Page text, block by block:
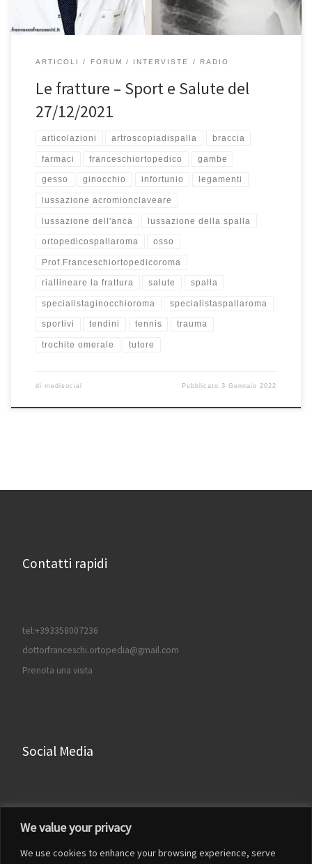
We value your privacy
We use cookies to enhance your browsing experience, serve
ARTICOLI FORUM INTERVISTE RADIO
Le fratture – Sport e Salute del
27/12/2021
articolazioni artroscopiadispalla braccia
farmaci franceschiortopedico gambe
gesso ginocchio infortunio legamenti
lussazione acromionclaveare
lussazione dell'anca lussazione della spalla
ortopedicospallaroma osso
Prof.Franceschiortopedicoroma
riallineare la frattura salute spalla
specialistaginocchioroma specialistaspallaroma
sportivi tendini tennis trauma
trochite omerale tutore
di medisocial Pubblicato3 Gennaio 2022
Contatti rapidi
tel:+393358007236
dottorfranceschi.ortopedia@gmail.com
Prenota una visita
Social Media
Facebook
LinkedIn